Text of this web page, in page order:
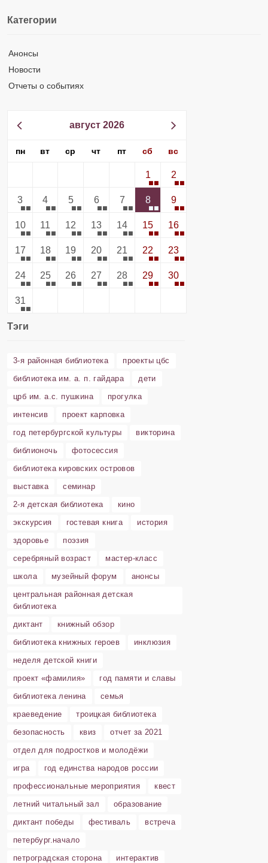
Категории
Анонсы
Новости
Отчеты о событиях
август 2026
пн вт ср чт пт сб вс
1 2
3 4 5 6 7 8 9
10 11 12 13 14 15 16
17 18 19 20 21 22 23
24 25 26 27 28 29 30
31
Тэги
3-я районная библиотека
проекты цбс
библиотека им. а. п. гайдара
дети
црб им. а.с. пушкина
прогулка
интенсив
проект карповка
год петербургской культуры
викторина
библионочь
фотосессия
библиотека кировских островов
выставка
семинар
2-я детская библиотека
кино
экскурсия
гостевая книга
история
здоровье
поэзия
серебряный возраст
мастер-класс
школа
музейный форум
анонсы
центральная районная детская
библиотека
диктант
книжный обзор
библиотека книжных героев
инклюзия
неделя детской книги
проект «фамилия»
год памяти и славы
библиотека ленина
семья
краеведение
троицкая библиотека
безопасность
квиз
отчет за 2021
отдел для подростков и молодёжи
игра
год единства народов россии
профессиональные мероприятия
квест
летний читальный зал
образование
диктант победы
фестиваль
встреча
петербург.начало
петроградская сторона
интерактив